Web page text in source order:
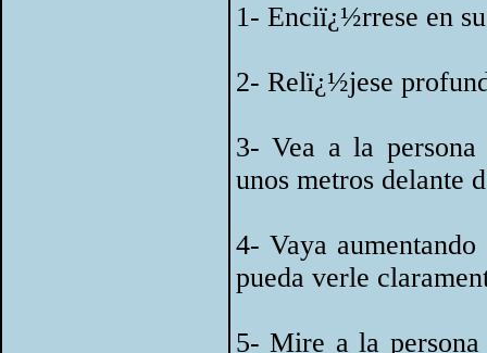
1- Enciï¿½rrese en
2- Relï¿½jese
3- Vea a la
unos metros delante
4- Vaya
pueda verle
5- Mire a la